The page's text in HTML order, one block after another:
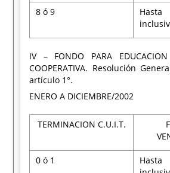
8 ó 9
IV – FONDO PARA
COOPERATIVA. Resolución
artículo 1°.
ENERO A DICIEMBRE/2002
TERMINACION C.U.I.T.
0 ó 1